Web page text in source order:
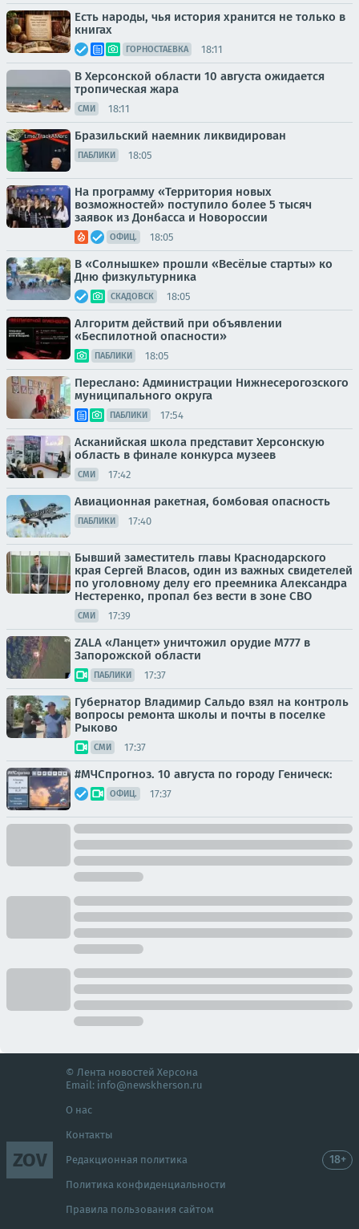
Есть народы, чья история хранится не только в
книгах
ГОРНОСТАЕВКА 18:11
В Херсонской области 10 августа ожидается
тропическая жара
СМИ 18:11
Бразильский наемник ликвидирован
ПАБЛИКИ 18:05
На программу «Территория новых
возможностей» поступило более 5 тысяч
заявок из Донбасса и Новороссии
ОФИЦ. 18:05
В «Солнышке» прошли «Весёлые старты» ко
Дню физкультурника
СКАДОВСК 18:05
Алгоритм действий при объявлении
«Беспилотной опасности»
ПАБЛИКИ 18:05
Переслано: Администрации Нижнесерогозского
муниципального округа
ПАБЛИКИ 17:54
Асканийская школа представит Херсонскую
область в финале конкурса музеев
СМИ 17:42
Авиационная ракетная, бомбовая опасность
ПАБЛИКИ 17:40
Бывший заместитель главы Краснодарского
края Сергей Власов, один из важных свидетелей
по уголовному делу его преемника Александра
Нестеренко, пропал без вести в зоне СВО
СМИ 17:39
ZALA «Ланцет» уничтожил орудие M777 в
Запорожской области
ПАБЛИКИ 17:37
Губернатор Владимир Сальдо взял на контроль
вопросы ремонта школы и почты в поселке
Рыково
СМИ 17:37
#МЧСпрогноз. 10 августа по городу Геническ:
ОФИЦ. 17:37
ZOV
© Лента новостей Херсона
Email: info@newskherson.ru
О нас
Контакты
Редакционная политика
Политика конфиденциальности
Правила пользования сайтом
18+